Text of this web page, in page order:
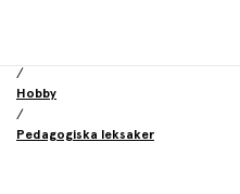
/
Hobby
/
Pedagogiska leksaker